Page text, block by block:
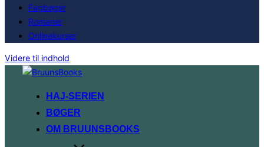
Fagbøger
Romaner
Onlinekurser
Videre til indhold
HAJ-SERIEN
BØGER
OM BRUUNSBOOKS